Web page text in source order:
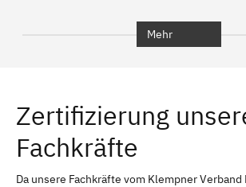
Erlangen
Bayreuth
Mehr
Zertifizierung
Fachkräfte
Da unsere Fachkräfte vom Klempner